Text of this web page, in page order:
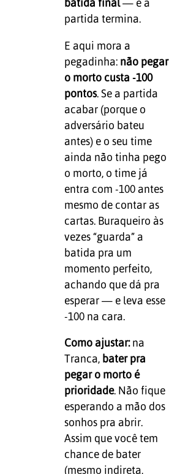
batida final— e a
partida termina.
E aqui mora a
pegadinha: não pegar
o morto custa -100
pontos. Se a partida
acabar (porque o
adversário bateu
antes) e o seu time
ainda não tinha pego
o morto, o time já
entra com -100 antes
mesmo de contar as
cartas. Buraqueiro às
vezes “guarda” a
batida pra um
momento perfeito,
achando que dá pra
esperar — e leva esse
-100 na cara.
Como ajustar:na
Tranca, bater pra
pegar o morto é
prioridade. Não fique
esperando a mão dos
sonhos pra abrir.
Assim que você tem
chance de bater
(mesmo indireta,